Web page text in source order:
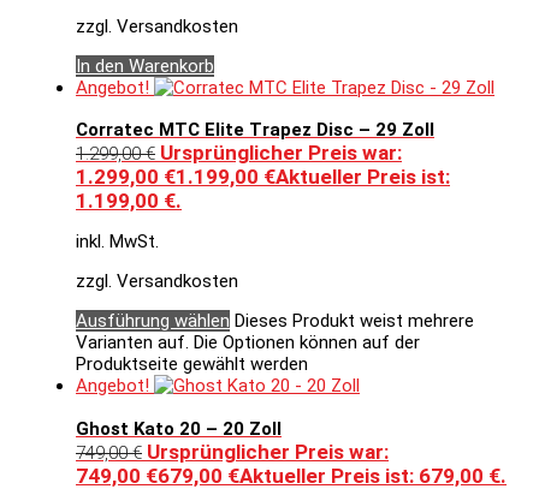
zzgl. Versandkosten
In den Warenkorb
Angebot!
Corratec MTC Elite Trapez Disc – 29 Zoll
1.299,00€ Ursprünglicher Preis war:
1.299,00 €1.199,00 €Aktueller Preis ist:
1.199,00 €.
inkl. MwSt.
zzgl. Versandkosten
Ausführung wählen Dieses Produkt weist mehrere
Varianten auf. Die Optionen können auf der
Produktseite gewählt werden
Angebot!
Ghost Kato 20 – 20 Zoll
749,00€ Ursprünglicher Preis war:
749,00 €679,00 €Aktueller Preis ist: 679,00 €.